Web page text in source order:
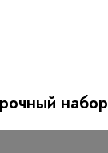
набор